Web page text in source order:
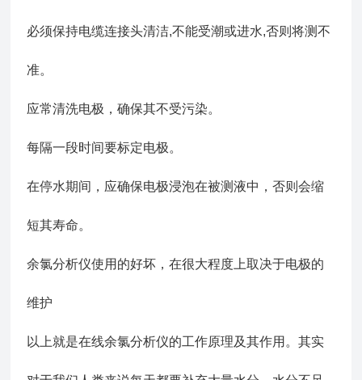
必须保持电缆连接头清洁,不能受潮或进水,否则将测不
准。
应常清洗电极，确保其不受污染。
每隔一段时间要标定电极。
在停水期间，应确保电极浸泡在被测液中，否则会缩
短其寿命。
余氯分析仪使用的好坏，在很大程度上取决于电极的
维护
以上就是在线余氯分析仪的工作原理及其作用。其实